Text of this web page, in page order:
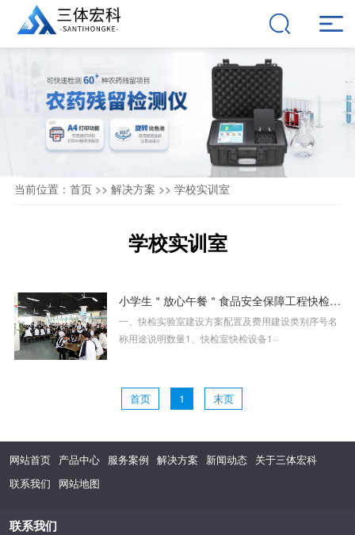
当前位置： 首页>> 解决方案 >> 学校实训室
学校实训室
小学生＂放心午餐＂食品安全保障工程快检室配置方案
一、快检实验室建设方案配置及费用建设类别序号名
称用途说明数量1、快检室快检设备1···
首页 1 末页
网站首页 产品中心 服务案例 解决方案 新闻动态 关于三体宏科
联系我们
网站地图
联系我们